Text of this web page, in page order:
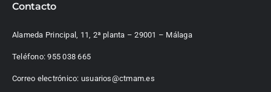
Contacto
Alameda Principal, 11, 2ª planta – 29001 – Málaga
Teléfono:955 038 665
Correo electrónico: usuarios@ctmam.es